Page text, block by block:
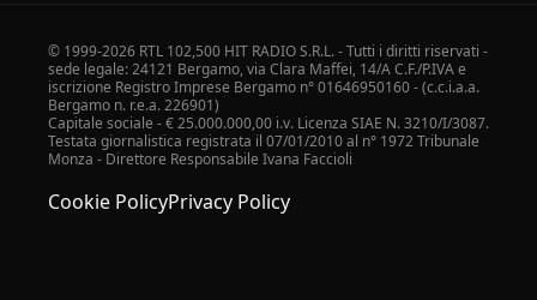
© 1999-2026 RTL 102,500 HIT RADIO S.R.L. - Tutti i diritti riservati -
sede legale: 24121 Bergamo, via Clara Maffei, 14/A C.F./P.IVA e
iscrizione Registro Imprese Bergamo n° 01646950160 - (c.c.i.a.a.
Bergamo n. r.e.a. 226901)
Capitale sociale - € 25.000.000,00 i.v. Licenza SIAE N. 3210/I/3087.
Testata giornalistica registrata il 07/01/2010 al n° 1972 Tribunale
Monza - Direttore Responsabile Ivana Faccioli
Cookie PolicyPrivacy Policy